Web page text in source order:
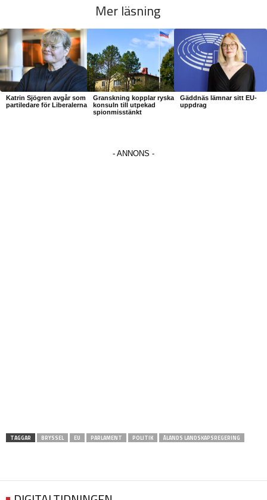
Mer läsning
Katrin Sjögren avgår som
partiledare för Liberalerna
Granskning kopplar ryska
konsuln till utpekad
spionmisstänkt
Gäddnäs lämnar sitt EU-
uppdrag
TAGGAR BRYSSEL EU PARLAMENT POLITIK ÅLANDS LANDSKAPSREGERING